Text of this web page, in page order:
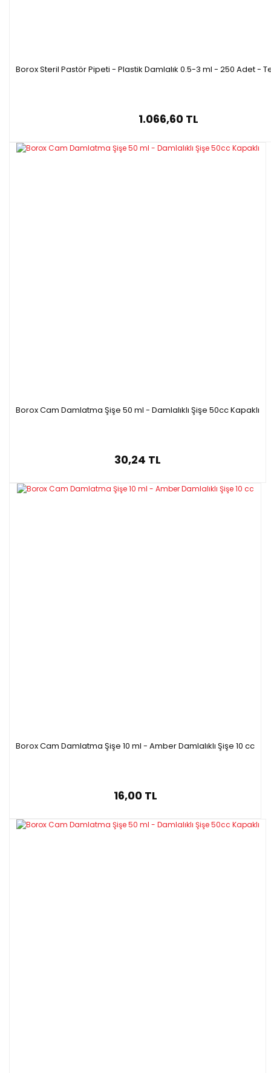
Borox Steril Pastör Pipeti - Plastik Damlalık 0.5-3 ml - 250 Adet -
1.066,60 TL
Borox Cam Damlatma Şişe 50 ml - Damlalıklı Şişe 50cc Kapaklı
30,24 TL
Borox Cam Damlatma Şişe 10 ml - Amber Damlalıklı Şişe 10 cc
16,00 TL